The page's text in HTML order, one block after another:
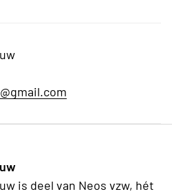
is deel van Neos vzw, hét